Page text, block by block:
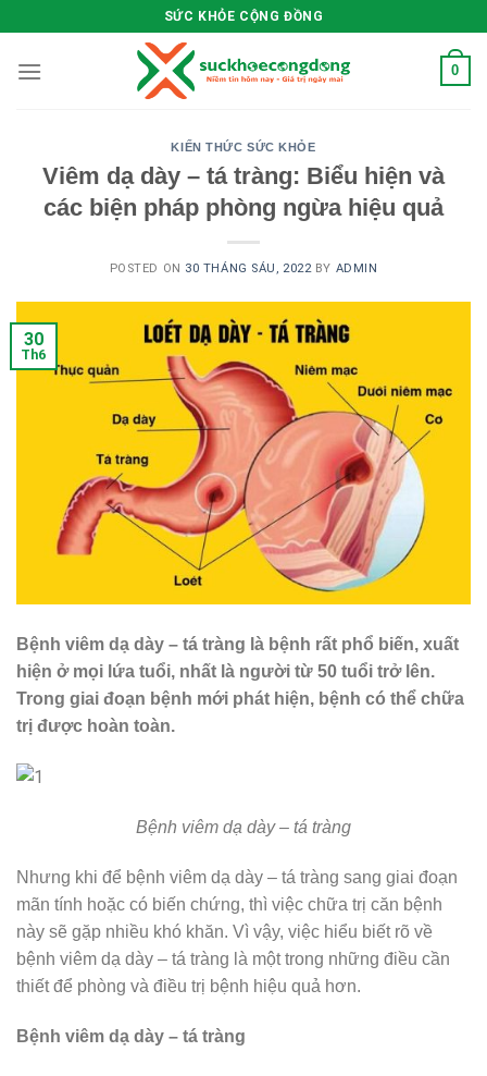
to
content
SỨC KHỎE CỘNG ĐỒNG
0
KIẾN THỨC SỨC KHỎE
Viêm dạ dày – tá tràng: Biểu hiện và
các biện pháp phòng ngừa hiệu quả
POSTED ON 30 THÁNG SÁU, 2022 BY ADMIN
30
Th6
Bệnh viêm dạ dày – tá tràng là bệnh rất phổ biến, xuất
hiện ở mọi lứa tuổi, nhất là người từ 50 tuổi trở lên.
Trong giai đoạn bệnh mới phát hiện, bệnh có thể chữa
trị được hoàn toàn.
Bệnh viêm dạ dày – tá tràng
Nhưng khi để bệnh viêm dạ dày – tá tràng sang giai đoạn
mãn tính hoặc có biến chứng, thì việc chữa trị căn bệnh
này sẽ gặp nhiều khó khăn. Vì vậy, việc hiểu biết rõ về
bệnh viêm dạ dày – tá tràng là một trong những điều cần
thiết để phòng và điều trị bệnh hiệu quả hơn.
Bệnh viêm dạ dày – tá tràng